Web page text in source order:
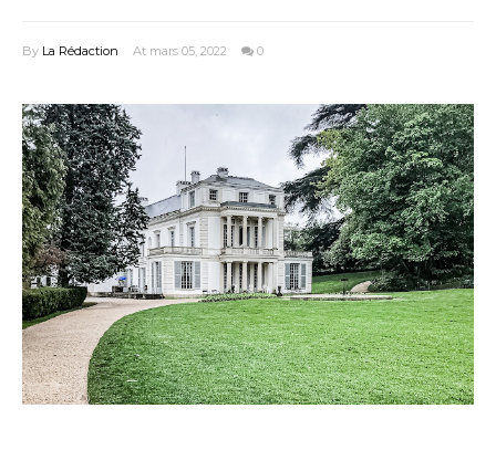
By La Rédaction At mars 05, 2022 0